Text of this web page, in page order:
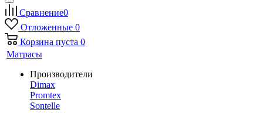
Сравнение0
Отложенные 0
Корзина пуста 0
Матрасы
Производители
Dimax
Promtex
Sontelle